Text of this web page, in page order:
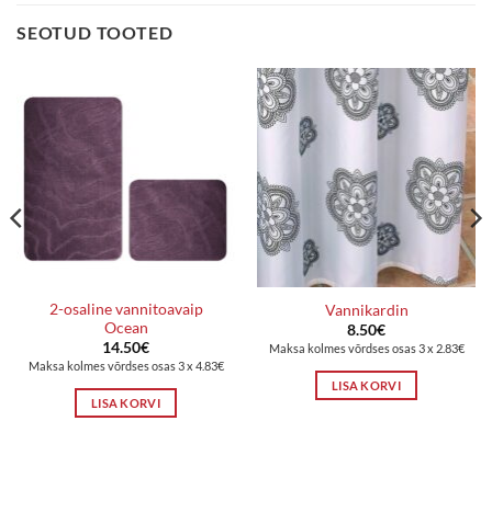
SEOTUD TOOTED
2-osaline vannitoavaip
Ocean
14.50€
Maksa kolmes võrdses osas 3 x 4.83€
LISA KORVI
Vannikardin
8.50€
Maksa kolmes võrdses osas 3 x 2.83€
LISA KORVI